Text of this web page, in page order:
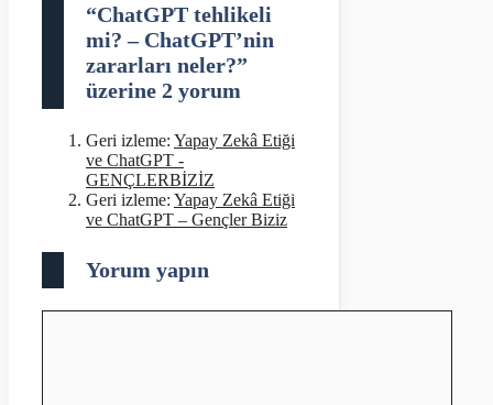
“ChatGPT tehlikeli
mi? – ChatGPT’nin
zararları neler?”
üzerine 2 yorum
Geri izleme: Yapay Zekâ Etiği
ve ChatGPT -
GENÇLERBİZİZ
Geri izleme: Yapay Zekâ Etiği
ve ChatGPT – Gençler Biziz
Yorum yapın